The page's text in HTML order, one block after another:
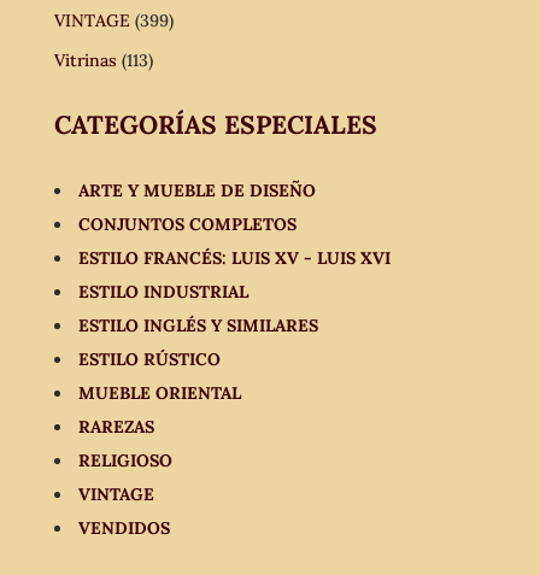
VINTAGE (399)
Vitrinas (113)
CATEGORÍAS ESPECIALES
ARTE Y MUEBLE DE DISEÑO
CONJUNTOS COMPLETOS
ESTILO FRANCÉS: LUIS XV - LUIS XVI
ESTILO INDUSTRIAL
ESTILO INGLÉS Y SIMILARES
ESTILO RÚSTICO
MUEBLE ORIENTAL
RAREZAS
RELIGIOSO
VINTAGE
VENDIDOS